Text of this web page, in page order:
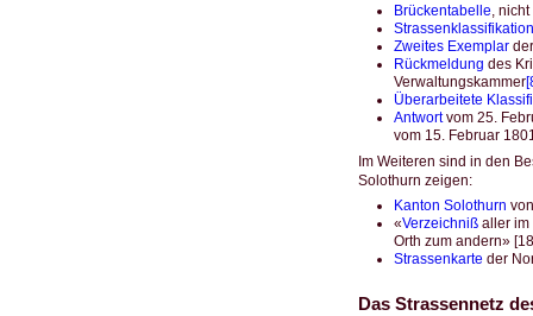
Brückentabelle,
Strassenklassifikation
Zweites Exemplarder
Rückmeldung des
Verwaltungskammer
Überarbeitete
Antwortvom 25.
vom 15. Februar
Im Weiteren sind in den
Solothurn zeigen:
Kanton Solothurn
«Verzeichnißaller im
Orth zum andern»
Strassenkarte der
Das Strassennetz